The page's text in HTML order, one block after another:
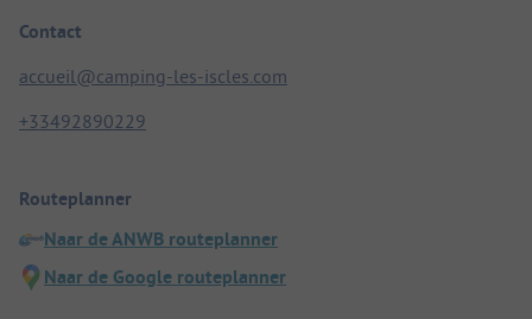
Contact
accueil@camping-les-iscles.com
+33492890229
Routeplanner
Naar de ANWB routeplanner
Naar de Google routeplanner